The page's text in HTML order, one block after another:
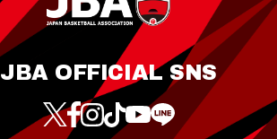
JBA OFFICIAL SNS